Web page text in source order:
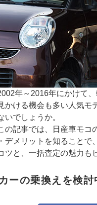
年～2016年にかけて
かける機会も多い人気モ
いでしょうか。
の記事では、日産車モコ
デメリットを知ることで
ツと、一括査定の魅力も
ーの乗換えを検